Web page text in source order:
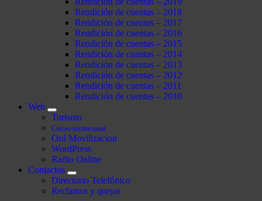
Rendición de cuentas – 2018
Rendición de cuentas – 2017
Rendición de cuentas – 2016
Rendición de cuentas – 2015
Rendición de cuentas – 2014
Rendición de cuentas – 2013
Rendición de cuentas – 2012
Rendición de cuentas – 2011
Rendición de cuentas – 2010
Web
Turismo
Correo institucional
Ord Movilizacion
WordPress
Radio Online
Contactos
Directorio Telefónico
Reclamos y quejas